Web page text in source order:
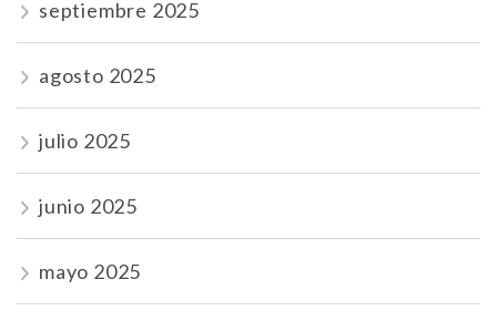
septiembre 2025
agosto 2025
julio 2025
junio 2025
mayo 2025